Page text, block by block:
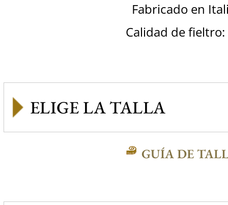
Fabricado en
Calidad de fieltro:
GUÍA DE